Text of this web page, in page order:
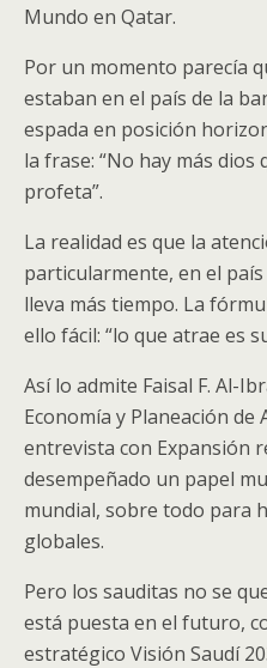
Mundo en Qatar.
Por un momento parecía
estaban en el país de la
espada en posición
la frase: “No hay más dios
profeta”.
La realidad es que la
particularmente, en el
lleva más tiempo. La
ello fácil: “lo que atrae es
Así lo admite Faisal F. Al-
Economía y Planeación de
entrevista con Expansión
desempeñado un papel
mundial, sobre todo para
globales.
Pero los sauditas no se
está puesta en el futuro,
estratégico Visión Saudí